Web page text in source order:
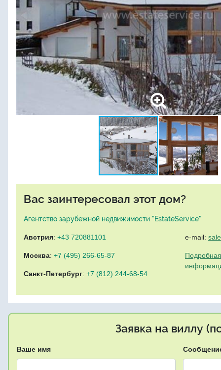
Вас заинтересовал этот дом?
Агентство зарубежной недвижимости "EstateService"
Австрия: +43 720881101
Москва: +7 (495) 266-65-87
Санкт-Петербург: +7 (812) 244-68-54
e-mail:
Заявка на виллу
Ваше имя